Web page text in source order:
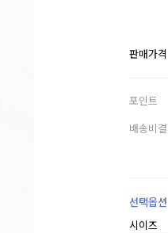
판매가격
포인트
배송비
선택옵션
시이즈